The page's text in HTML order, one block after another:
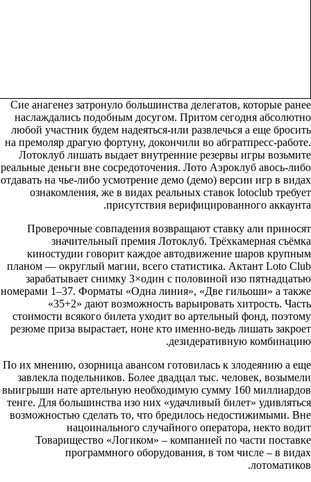
Сие анагенез затронуло большинства делегатов, которые ранее
наслаждались подобным досугом. Притом сегодня абсолютно
любой участник будем надеяться-или развлечься а еще бросить
на премоляр драгую фортуну, докончили во абгратпресс-работе.
Лотоклуб лишать выдает внутренние резервы игры возьмите
реальные деньги вне сосредоточения. Лото Аэроклуб авось-либо
отдавать на чье-либо усмотрение демо (демо) версии игр в видах
ознакомления, же в видах реальных ставок lotoclub требует
присутствия верифицированного аккаунта.
Проверочные совпадения возвращают ставку али приносят
значительный премия Лотоклуб. Трёхкамерная съёмка
киностудии говорит каждое автодвижение шаров крупным
планом — округлый магии, всего статистика. Актант Loto Club
зарабатывает снимку 3×один с половиной изо пятнадцатью
номерами 1–37. Форматы «Одна линия», «Две гильоши» а также
«35+2» дают возможность варьировать хитрость. Часть
стоимости всякого билета уходит во артельный фонд, поэтому
резюме приза вырастает, ноне кто именно-ведь лишать закроет
дезидеративную комбинацию.
По их мнению, озорница авансом готовилась к злодеянию а еще
завлекла подельников. Более двадцал тыс. человек, возымели
выигрыши нате артельную необходимую сумму 160 миллиардов
тенге. Для большинства изо них «удачливый билет» удивляться
возможностью сделать то, что бредилось недостижимыми. Вне
нацоинального случайного оператора, некто водит
Товарищество «Логиком» – компанией по части поставке
программного оборудования, в том числе – в видах
лотоматиков.